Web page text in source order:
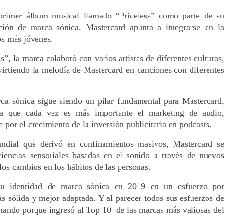
álbum musical llamado “Priceless” como parte de su
de marca sónica. Mastercard apunta a integrarse en la
más jóvenes.
la marca colaboró ​​con varios artistas de diferentes culturas,
la melodía de Mastercard en canciones con diferentes
sónica sigue siendo un pilar fundamental para Mastercard,
que cada vez es más importante el marketing de audio,
por el crecimiento de la inversión publicitaria en podcasts.
que derivó en confinamientos masivos, Mastercard se
sensoriales basadas en el sonido a través de nuevos
cambios en los hábitos de las personas.
identidad de marca sónica en 2019 en un esfuerzo por
sólida y mejor adaptada. Y al parecer todos sus esfuerzos de
porque ingresó al Top 10  de las marcas más valiosas del